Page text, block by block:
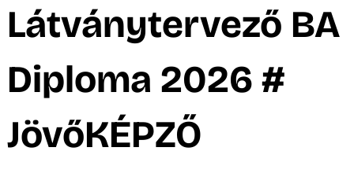
Látványtervező BA
Diploma 2026 #
JövőKÉPZŐ